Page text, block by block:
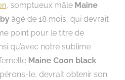
, somptueux mâle Maine
âgé de 18 mois, qui devrait
point pour le titre de
qu’avec notre sublime
Maine Coon black
le, devrait obtenir son